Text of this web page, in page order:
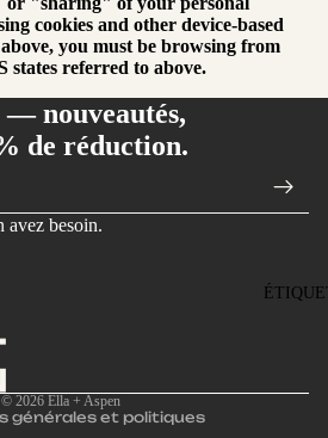
D'EAU
cookies and other device-based
you must be browsing from
states referred to above.
— nouveautés,
de réduction.
avez besoin.
© 2026 Ella + Aspen
générales et politiques